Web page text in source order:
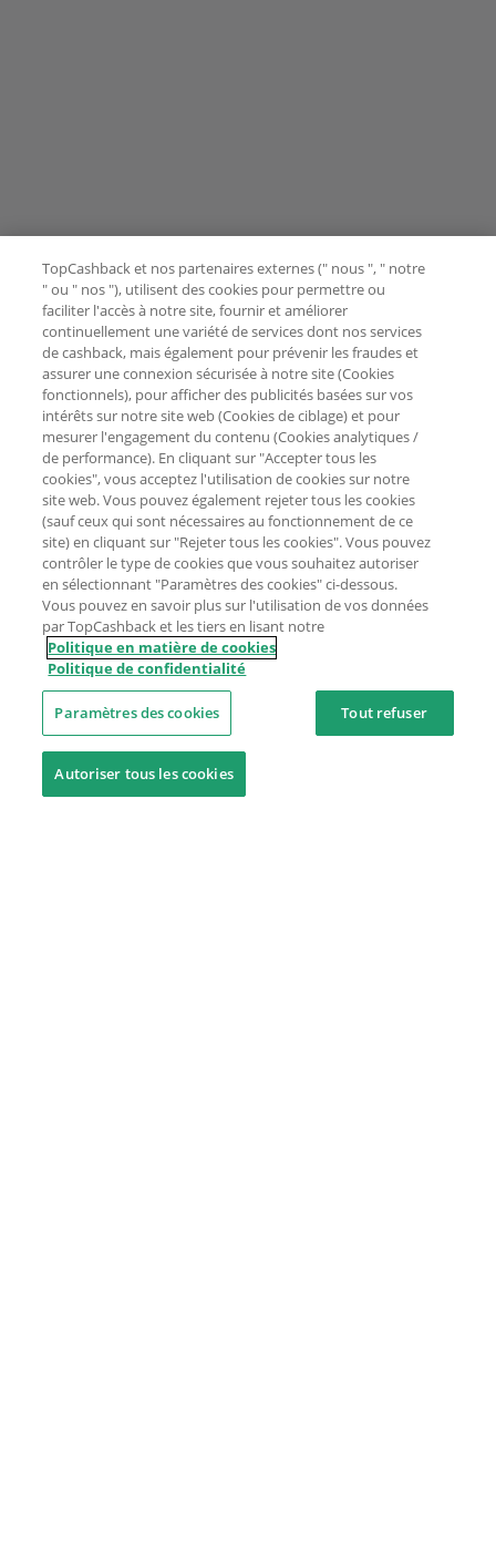
TopCashback et nos partenaires externes (" nous ", " notre
" ou " nos "), utilisent des cookies pour permettre ou
faciliter l'accès à notre site, fournir et améliorer
continuellement une variété de services dont nos services
de cashback, mais également pour prévenir les fraudes et
assurer une connexion sécurisée à notre site (Cookies
fonctionnels), pour afficher des publicités basées sur vos
intérêts sur notre site web (Cookies de ciblage) et pour
mesurer l'engagement du contenu (Cookies analytiques /
de performance). En cliquant sur "Accepter tous les
cookies", vous acceptez l'utilisation de cookies sur notre
site web. Vous pouvez également rejeter tous les cookies
(sauf ceux qui sont nécessaires au fonctionnement de ce
site) en cliquant sur "Rejeter tous les cookies". Vous pouvez
contrôler le type de cookies que vous souhaitez autoriser
en sélectionnant "Paramètres des cookies" ci-dessous.
Vous pouvez en savoir plus sur l'utilisation de vos données
par TopCashback et les tiers en lisant notre
Politique en matière de cookies
Politique de confidentialité
Paramètres des cookies Tout refuser
Autoriser tous les cookies